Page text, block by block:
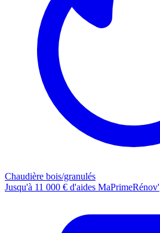
Chaudière bois/granulés
Jusqu'à 11 000 € d'aides MaPrimeRénov'